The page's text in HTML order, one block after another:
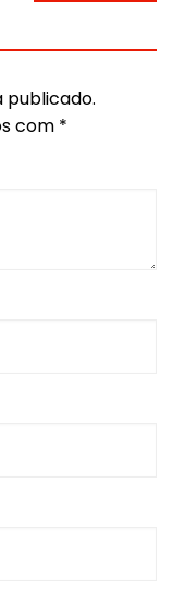
publicado.
com *